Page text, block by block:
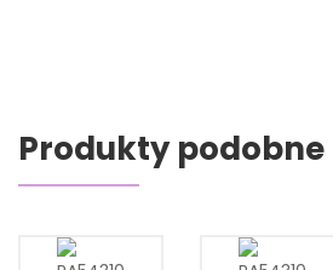
Produkty podobne